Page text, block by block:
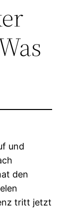
und
den
tritt jetzt